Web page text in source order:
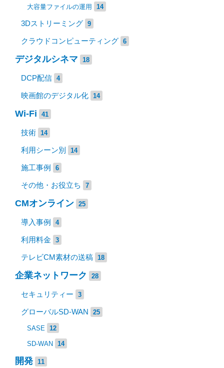
大容量ファイルの運用 14
3Dストリーミング 9
クラウドコンピューティング 6
デジタルシネマ 18
DCP配信 4
映画館のデジタル化 14
Wi-Fi 41
技術 14
利用シーン別 14
施工事例 6
その他・お役立ち 7
CMオンライン 25
導入事例 4
利用料金 3
テレビCM素材の送稿 18
企業ネットワーク 28
セキュリティー 3
グローバルSD-WAN 25
SASE 12
SD-WAN 14
開発 11